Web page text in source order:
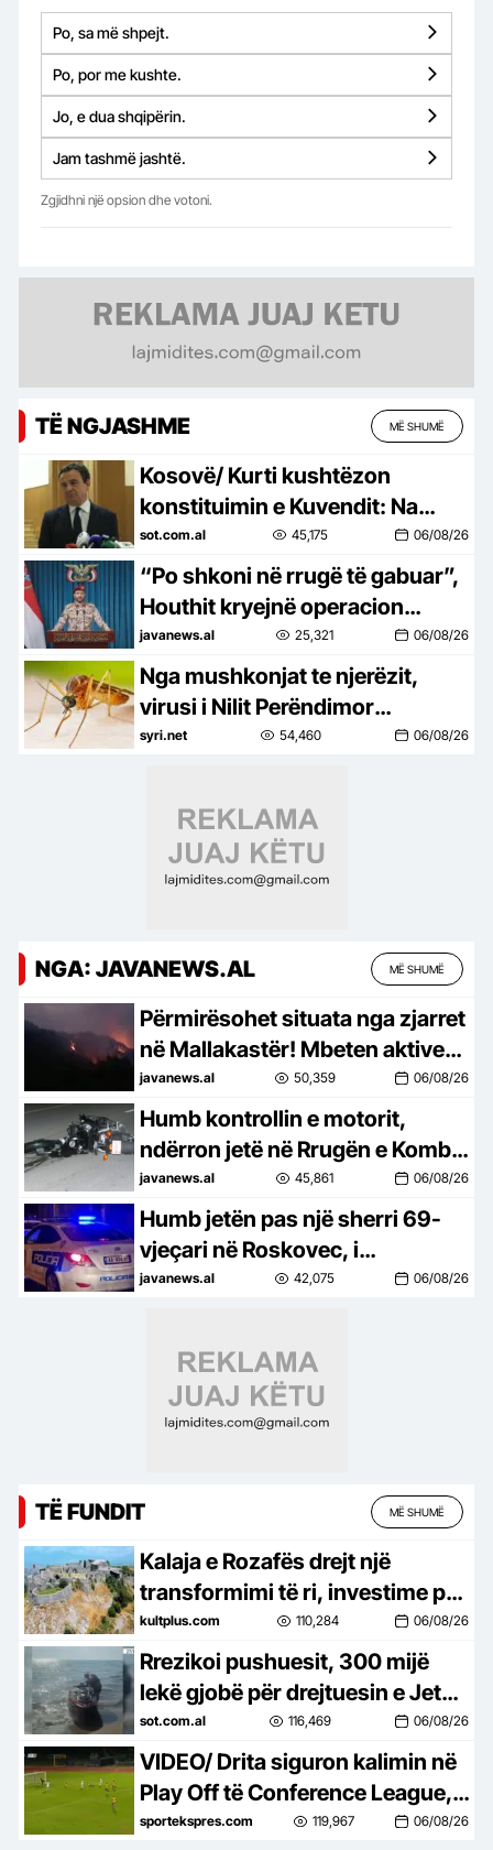
Po, sa më shpejt.
Po, por me kushte.
Jo, e dua shqipërin.
Jam tashmë jashtë.
Zgjidhni një opsion dhe votoni.
TË NGJASHME MË SHUMË
Kosovë/ Kurti kushtëzon
konstituimin e Kuvendit: Na
duhet marrëveshje për
presidentin, vetëm kështu
shmangim…
sot.com.al 45,175 06/08/26
“Po shkoni në rrugë të gabuar”,
Houthit kryejnë operacion
ushtarak me qindra të vrarë
javanews.al 25,321 06/08/26
Nga mushkonjat te njerëzit,
virusi i Nilit Perëndimor
përhapet në 7 vende të Europës,
syri.net 54,460 06/08/26
NGA: JAVANEWS.AL MË SHUMË
Përmirësohet situata nga zjarret
në Mallakastër! Mbeten aktive
10 vatra nga veriu në jug
javanews.al 50,359 06/08/26
Humb kontrollin e motorit,
ndërron jetë në Rrugën e Kombit
shqiptari nga Kosova
javanews.al 45,861 06/08/26
Humb jetën pas një sherri 69-
vjeçari në Roskovec, i
pranishëm edhe i biri! Dinamika
javanews.al 42,075 06/08/26
TË FUNDIT MË SHUMË
Kalaja e Rozafës drejt një
transformimi të ri, investime për
trashëgiminë dhe turizmin
kultplus.com 110,284 06/08/26
Rrezikoi pushuesit, 300 mijë
lekë gjobë për drejtuesin e Jet
Ski në Zvërnec
sot.com.al 116,469 06/08/26
VIDEO/ Drita siguron kalimin në
Play Off të Conference League, e
mbyll me një ndeshje takimin
sportekspres.com 119,967 06/08/26